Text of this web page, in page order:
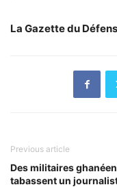
La Gazette du
Previous article
Des militaires
tabassent un